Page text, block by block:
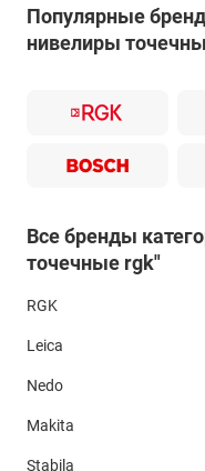
Популярные
нивелиры
Все бренды
точечные rgk"
RGK
Leica
Nedo
Makita
Stabila